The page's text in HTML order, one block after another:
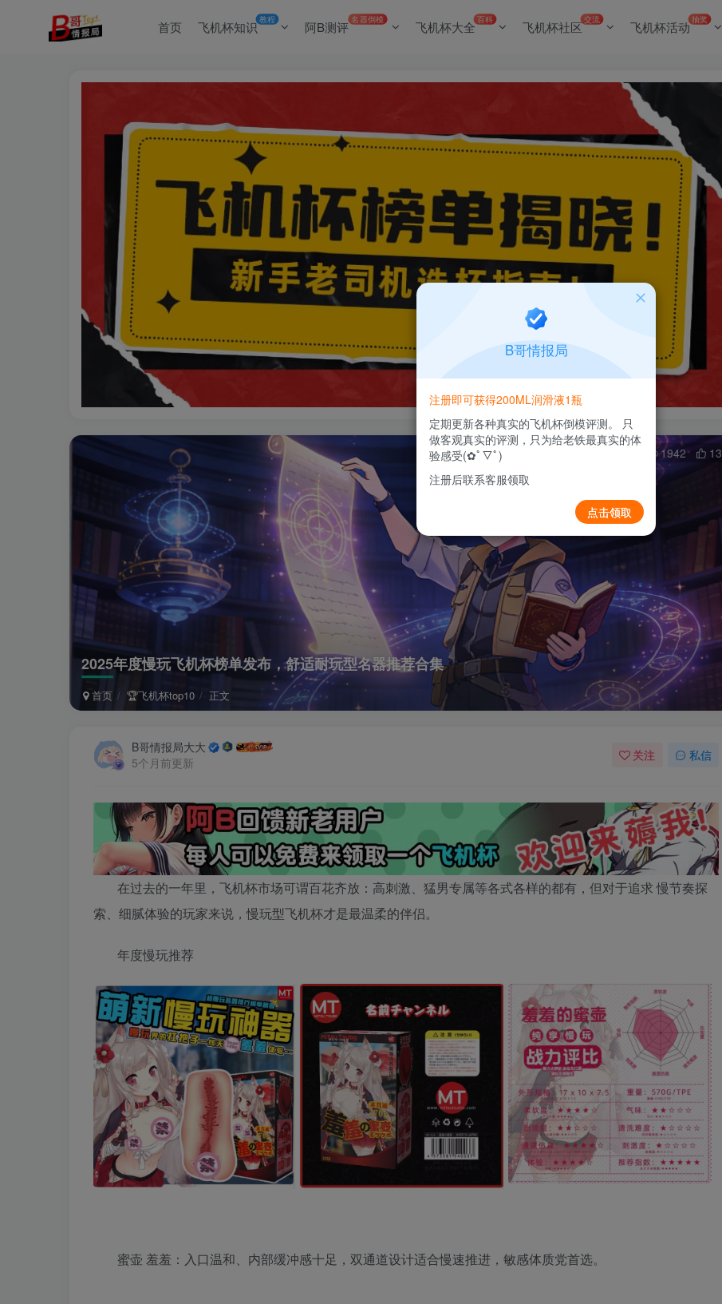
首页 飞机杯知识教程 阿B测评 名器倒模 飞机杯大全百科 飞机杯社区交流 飞机杯活动抽奖
2025年度慢玩飞机杯榜单发布，舒适耐玩型名器推荐合集
首页 🏆飞机杯top10 正文
1942 13
B哥情报局大大
5个月前更新
关注 私信
在过去的一年里，飞机杯市场可谓百花齐放：高刺激、猛男专属等各式各样的都有，但对于追求 慢节奏探
索、细腻体验的玩家来说，慢玩型飞机杯才是最温柔的伴侣。
年度慢玩推荐
蜜壶 羞羞：入口温和、内部缓冲感十足，双通道设计适合慢速推进，敏感体质党首选。
B哥情报局
注册即可获得200ML润滑液1瓶
定期更新各种真实的飞机杯倒模评测。 只
做客观真实的评测，只为给老铁最真实的体
验感受(✿ﾟ▽ﾟ)
注册后联系客服领取
点击领取